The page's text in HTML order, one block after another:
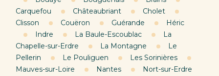
Carquefou
Châteaubriant
Cholet
Clisson
Couëron Guérande
Héric
Indre
La Baule-Escoublac
La
Chapelle-sur-Erdre
La Montagne
Le
Pellerin
Le Pouliguen
Les Sorinières
Mauves-sur-Loire
Nantes
Nort-sur-Erdre